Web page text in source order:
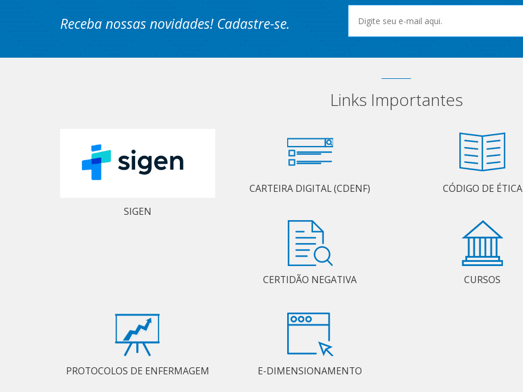
Receba nossas novidades! Cadastre-se.
Links Importantes
SIGEN
CARTEIRA DIGITAL (CDENF) CÓDIGO DE ÉTICA
CERTIDÃO NEGATIVA CURSOS
PROTOCOLOS DE ENFERMAGEM E-DIMENSIONAMENTO